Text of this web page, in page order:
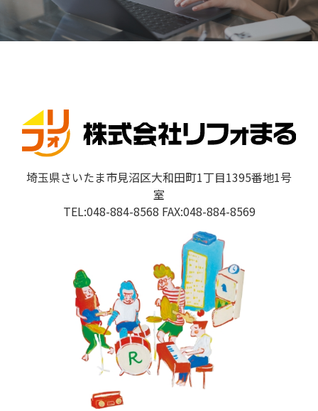
埼玉県さいたま市見沼区大和田町1丁目1395番地1号
室
TEL:048-884-8568 FAX:048-884-8569